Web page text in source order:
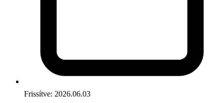
Frissítve: 2026.06.03